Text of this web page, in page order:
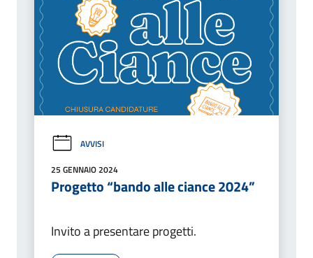
AVVISI
25 GENNAIO 2024
Progetto “bando alle ciance 2024”
Invito a presentare progetti.